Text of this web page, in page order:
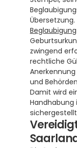
Beglaubigung
zwingend
rechtliche
und
Damit wird